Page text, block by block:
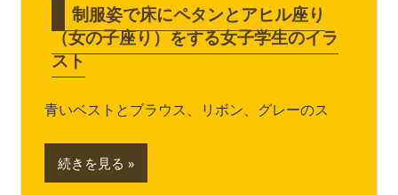
制服姿で床にペタンとアヒル座り
（女の子座り）をする女子学生のイラ
スト
青いベストとブラウス、リボン、グレーのス
続きを見る